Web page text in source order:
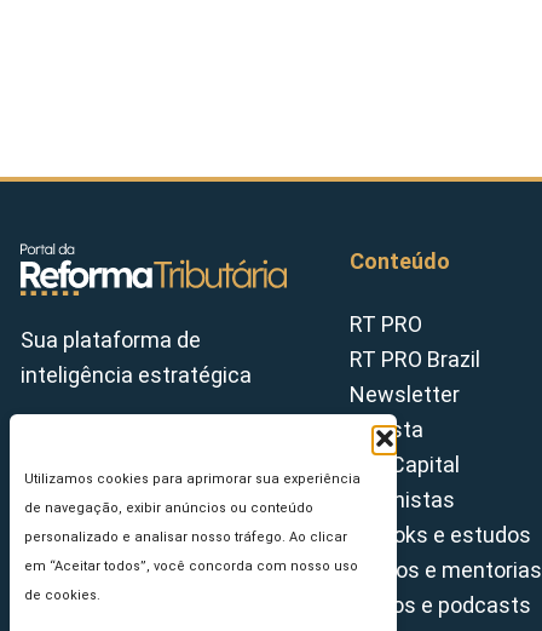
Utilizamos cookies para aprimorar sua experiência
de navegação, exibir anúncios ou conteúdo
personalizado e analisar nosso tráfego. Ao clicar
em “Aceitar todos”, você concorda com nosso uso
de cookies.
Sua plataforma de
inteligência estratégica
Conteúdo
RT PRO
RT PRO Brazil
Newsletter
Revista
Tax Capital
Colunistas
E-books e estudos
Cursos e mentorias
Vídeos e podcasts